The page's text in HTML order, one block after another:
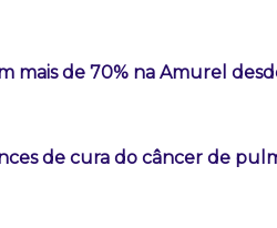
mais de 70% na Amurel
de cura do câncer de